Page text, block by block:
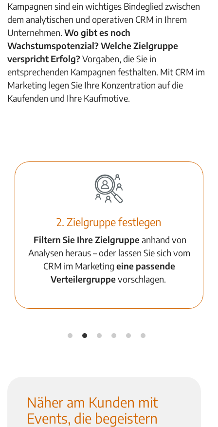
Kampagnen sind ein wichtiges Bindeglied zwischen
dem analytischen und operativen CRM in Ihrem
Unternehmen. Wo gibt es noch
Wachstumspotenzial? Welche Zielgruppe
verspricht Erfolg?Vorgaben, die Sie in
entsprechenden Kampagnen festhalten. Mit CRM im
Marketing legen Sie Ihre Konzentration auf die
Kaufenden und Ihre Kaufmotive.
2. Zielgruppe festlegen
Filtern Sie Ihre Zielgruppeanhand von
Analysen heraus – oder lassen Sie sich vom
CRM im Marketing eine passende
Verteilergruppevorschlagen.
Näher am Kunden mit
Events, die begeistern